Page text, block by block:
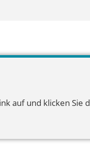
auf und klicken Sie